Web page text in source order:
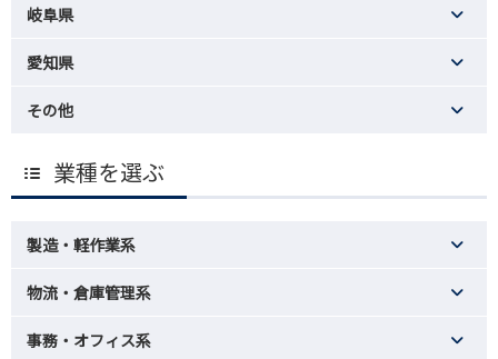
岐阜県
愛知県
その他
業種を選ぶ
製造・軽作業系
物流・倉庫管理系
事務・オフィス系